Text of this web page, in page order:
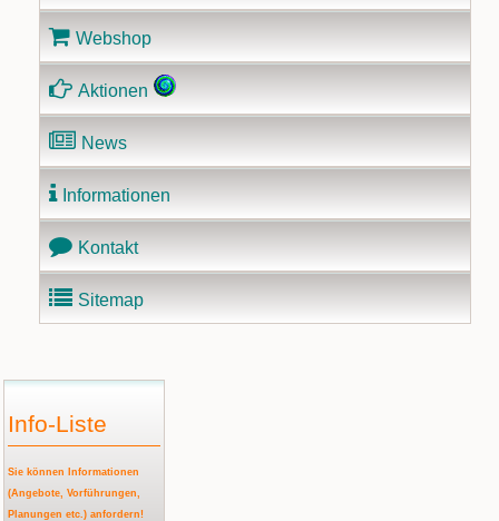
Webshop
Aktionen
News
Informationen
Kontakt
Sitemap
Info-Liste
Sie können Informationen
(Angebote, Vorführungen,
Planungen etc.) anfordern!